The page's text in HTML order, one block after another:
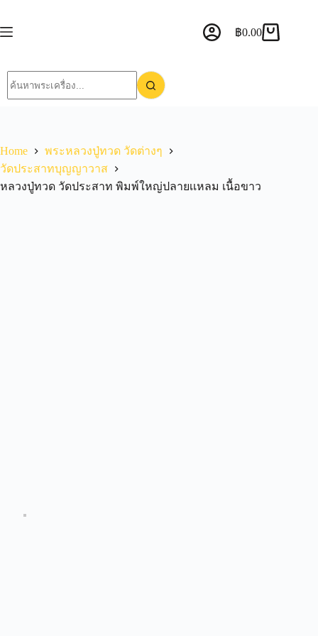
฿0.00
Home
พระหลวงปู่ทวด วัดต่างๆ
วัดประสาทบุญญาวาส
หลวงปู่ทวด วัดประสาท พิมพ์ใหญ่ปลายเเหลม เนื้อขาว